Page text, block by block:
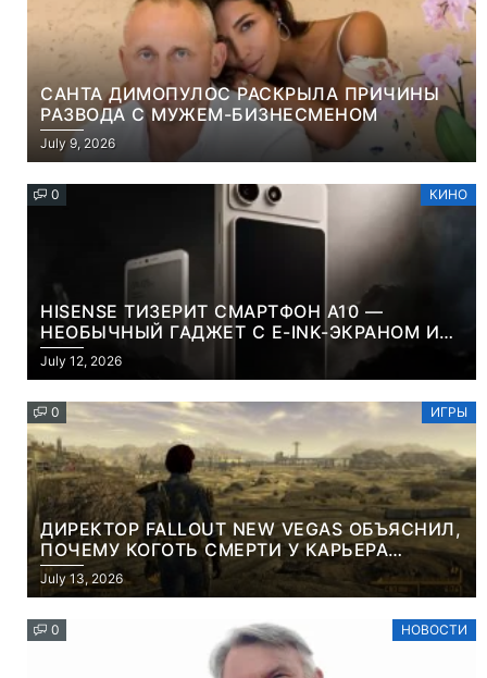
САНТА ДИМОПУЛОС РАСКРЫЛА ПРИЧИНЫ
РАЗВОДА С МУЖЕМ-БИЗНЕСМЕНОМ
July 9, 2026
0 КИНО
HISENSE ТИЗЕРИТ СМАРТФОН A10 —
НЕОБЫЧНЫЙ ГАДЖЕТ С E-INK-ЭКРАНОМ И
СЪЕМНОЙ LCD-ПАНЕЛЬЮ ДЛЯ ЦВЕТНОГО
КОНТЕНТА И СОЦСЕТЕЙ
July 12, 2026
0 ИГРЫ
ДИРЕКТОР FALLOUT NEW VEGAS ОБЪЯСНИЛ,
ПОЧЕМУ КОГОТЬ СМЕРТИ У КАРЬЕРА
НАМЕРЕННО СНОСИТ ВАМ ГОЛОВУ
July 13, 2026
0 НОВОСТИ